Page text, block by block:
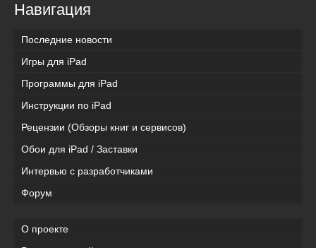
Навигация
Последние новости
Игры для iPad
Программы для iPad
Инструкции по iPad
Рецензии (Обзоры книг и сервисов)
Обои для iPad / Заставки
Интервью с разработчиками
Форум
О проекте